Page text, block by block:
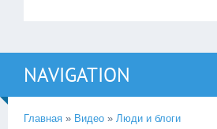
NAVIGATION
Главная » Видео » Люди и блоги